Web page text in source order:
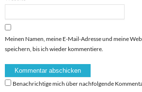
Meinen Namen, meine E-Mail-Adresse und meine
speichern, bis ich wieder kommentiere.
Benachrichtige mich über nachfolgende